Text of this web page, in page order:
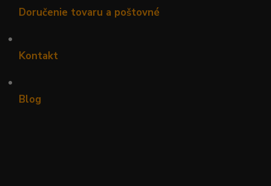
Doručenie tovaru a poštovné
•
Kontakt
•
Blog